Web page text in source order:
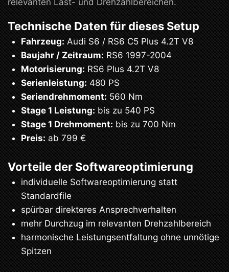
relevanten Last- und Drehzahlbereichen.
Technische Daten für dieses Setup
Fahrzeug: Audi S6 / RS6 C5 Plus 4.2T V8
Baujahr / Zeitraum: RS6 1997-2004
Motorisierung: RS6 Plus 4.2T V8
Serienleistung: 480 PS
Seriendrehmoment: 560 Nm
Stage 1 Leistung: bis zu 540 PS
Stage 1 Drehmoment: bis zu 700 Nm
Preis: ab 799 €
Vorteile der Softwareoptimierung
individuelle Softwareoptimierung statt
Standardfile
spürbar direkteres Ansprechverhalten
mehr Durchzug im relevanten Drehzahlbereich
harmonische Leistungsentfaltung ohne unnötige
Spitzen